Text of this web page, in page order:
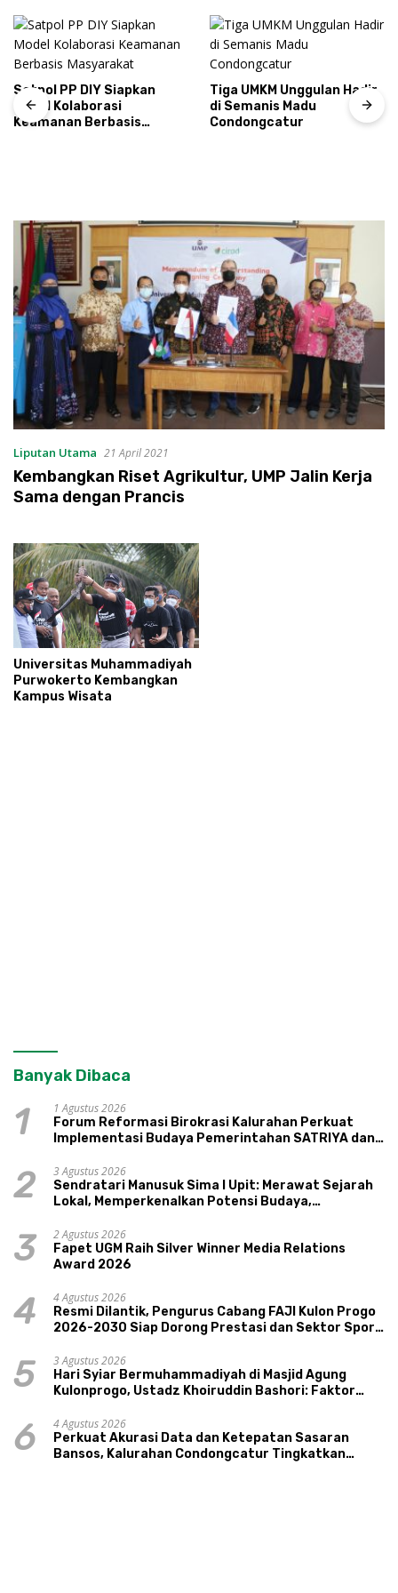
Satpol PP DIY Siapkan
Model Kolaborasi
Keamanan Berbasis
Tiga UMKM Unggulan Hadir
di Semanis Madu
Condongcatur
Liputan Utama 21 April 2021
Kembangkan Riset Agrikultur, UMP Jalin Kerja
Sama dengan Prancis
Universitas Muhammadiyah
Purwokerto Kembangkan
Kampus Wisata
Banyak Dibaca
1
1 Agustus 2026
Forum Reformasi Birokrasi Kalurahan Perkuat
Implementasi Budaya Pemerintahan SATRIYA dan
2
3 Agustus 2026
Sendratari Manusuk Sima I Upit: Merawat Sejarah
Lokal, Memperkenalkan Potensi Budaya,
3
2 Agustus 2026
Fapet UGM Raih Silver Winner Media Relations
Award 2026
4
4 Agustus 2026
Resmi Dilantik, Pengurus Cabang FAJI Kulon Progo
2026-2030 Siap Dorong Prestasi dan Sektor Sport
5
3 Agustus 2026
Hari Syiar Bermuhammadiyah di Masjid Agung
Kulonprogo, Ustadz Khoiruddin Bashori: Faktor
6
4 Agustus 2026
Perkuat Akurasi Data dan Ketepatan Sasaran
Bansos, Kalurahan Condongcatur Tingkatkan